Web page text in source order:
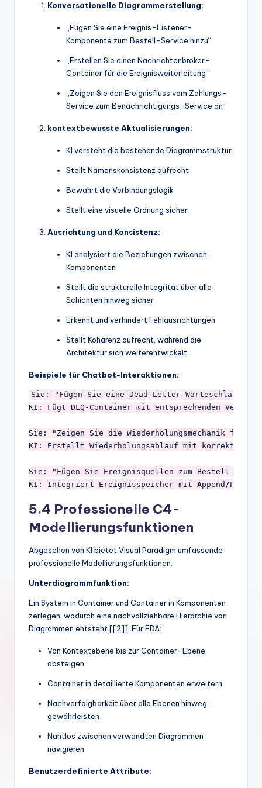
Konversationelle Diagrammerstellung:
„Fügen Sie eine Ereignis-Listener-
Komponente zum Bestell-Service hinzu“
„Erstellen Sie einen Nachrichtenbroker-
Container für die Ereignisweiterleitung“
„Zeigen Sie den Ereignisfluss vom Zahlungs-
Service zum Benachrichtigungs-Service an“
kontextbewusste Aktualisierungen:
KI versteht die bestehende Diagrammstruktur
Stellt Namenskonsistenz aufrecht
Bewahrt die Verbindungslogik
Stellt eine visuelle Ordnung sicher
Ausrichtung und Konsistenz:
KI analysiert die Beziehungen zwischen
Komponenten
Stellt die strukturelle Integrität über alle
Schichten hinweg sicher
Erkennt und verhindert Fehlausrichtungen
Stellt Kohärenz aufrecht, während die
Architektur sich weiterentwickelt
Beispiele für Chatbot-Interaktionen:
Sie: "Fügen Sie eine Dead-Letter-Warteschlange
KI: Fügt DLQ-Container mit entsprechenden
Sie: "Zeigen Sie die Wiederholungsmechanik für
KI: Erstellt Wiederholungsablauf mit korrekten
Sie: "Fügen Sie Ereignisquellen zum Bestell-
5.4 Professionelle C4-
Modellierungsfunktionen
Abgesehen von KI bietet Visual Paradigm umfassende
professionelle Modellierungsfunktionen:
Unterdiagrammfunktion:
Ein System in Container und Container in Komponenten
zerlegen, wodurch eine nachvollziehbare Hierarchie von
Diagrammen entsteht [[2]]. Für EDA:
Von Kontextebene bis zur Container-Ebene
absteigen
Container in detaillierte Komponenten erweitern
Nachverfolgbarkeit über alle Ebenen hinweg
gewährleisten
Nahtlos zwischen verwandten Diagrammen
navigieren
Benutzerdefinierte Attribute: